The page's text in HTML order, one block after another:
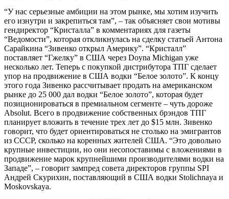
“У нас серьезные амбиции на этом рынке, мы хотим изучить
его изнутри и закрепиться там”, – так объясняет свои мотивы
гендиректор “Кристалла” в комментариях для газеты
“Ведомости”, которая откликнулась на сделку статьей Антона
Сарайкина “Зивенко открыл Америку”. “Кристалл”
поставляет “Гжелку” в США через Doyna Michigan уже
несколько лет. Теперь с покупкой дистрибутора ТПГ сделает
упор на продвижение в США водки “Белое золото”. К концу
этого года Зивенко рассчитывает продать на американском
рынке до 25 000 дал водки “Белое золото”, которая будет
позиционироваться в премиальном сегменте – чуть дороже
Absolut. Всего в продвижение собственных брэндов ТПГ
планирует вложить в течение трех лет до $15 млн. Зивенко
говорит, что будет ориентироваться не столько на эмигрантов
из СССР, сколько на коренных жителей США. “Это довольно
крупные инвестиции, но они несопоставимы с вложениями в
продвижение марок крупнейшими производителями водки на
Западе”, – говорит зампред совета директоров группы SPI
Андрей Скурихин, поставляющий в США водки Stolichnaya и
Moskovskaya.